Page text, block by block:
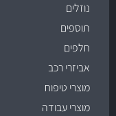
נוזלים
תוספים
חלפים
אביזרי רכב
מוצרי טיפוח
מוצרי עבודה